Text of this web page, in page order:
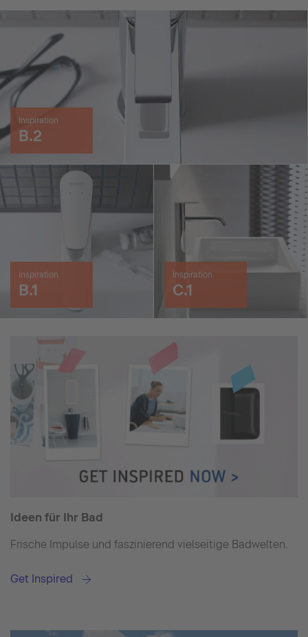
Inspiration
B.1
Inspiration
B.2
Inspiration
C.1
Ideen für Ihr Bad
Frische Impulse und faszinierend vielseitige Badwelten.
Get Inspired